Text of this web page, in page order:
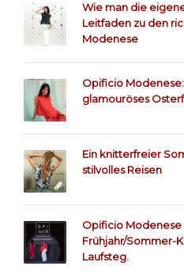
Wie man die
Leitfaden zu den
Modenese
Opificio
glamouröses
Ein knitterfreier
stilvolles Reisen
Opificio Modenese
Frühjahr/Sommer-
Laufsteg.